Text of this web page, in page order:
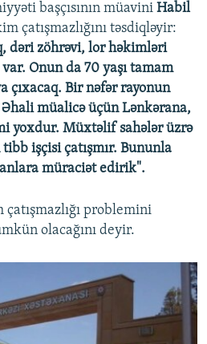
başçısının müavini Habil
çatışmazlığını təsdiqləyir:
dəri zöhrəvi, lor həkimləri
Onun da 70 yaşı tamam
çıxacaq. Bir nəfər rayonun
müalicə üçün Lənkərana,
yoxdur. Müxtəlif sahələr üzrə
işçisi çatışmır. Bununla
müraciət edirik".
problemini
olacağını deyir.